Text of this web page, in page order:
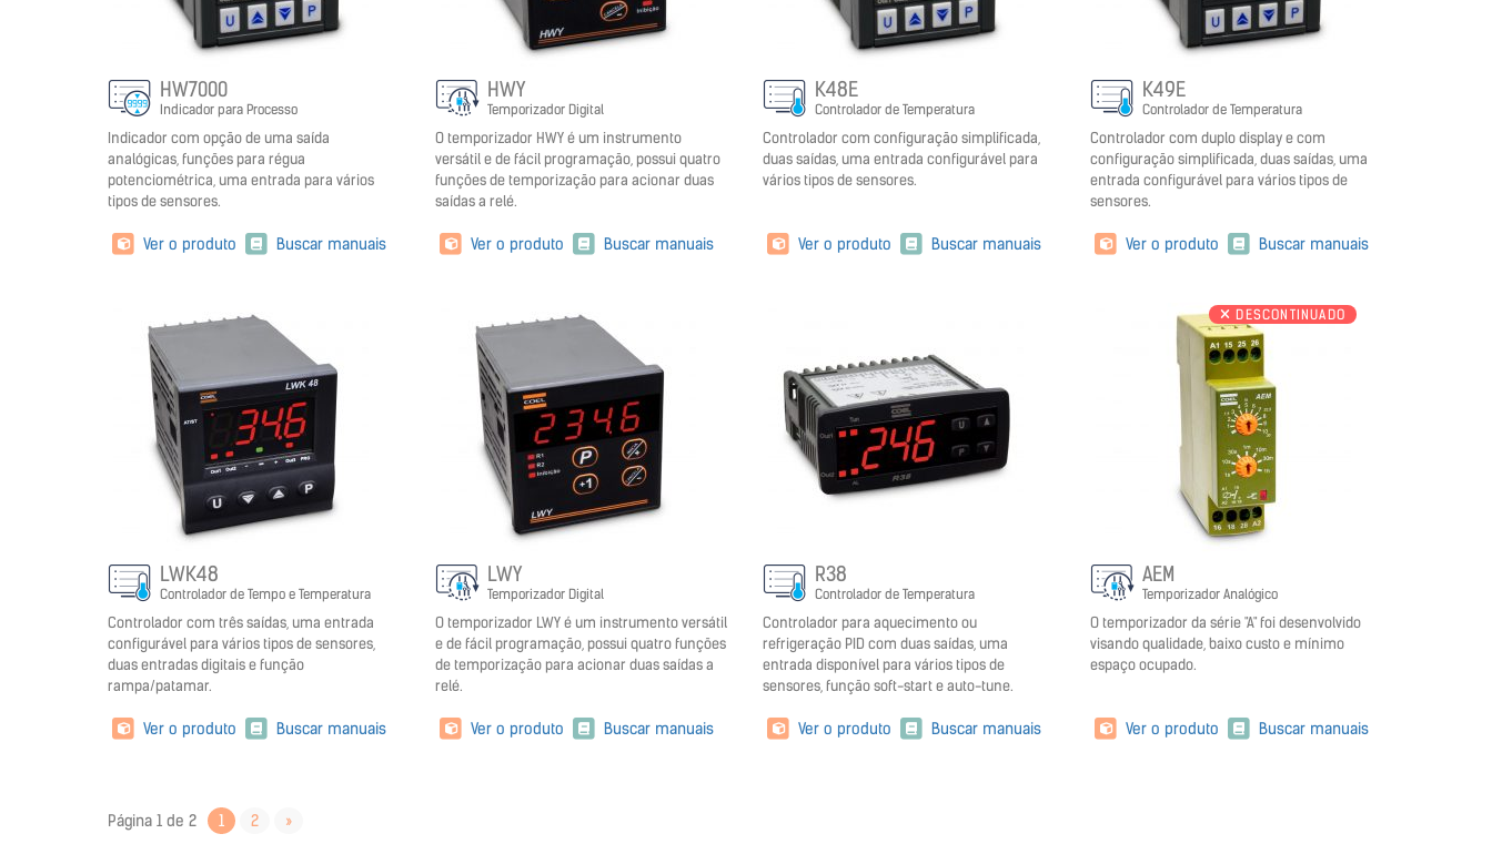
HW7000
Indicador para Processo
Indicador com opção de uma saída
analógicas, funções para régua
potenciométrica, uma entrada para vários
tipos de sensores.
Ver o produto Buscar manuais
HWY
Temporizador Digital
O temporizador HWY é um instrumento
versátil e de fácil programação, possui quatro
funções de temporização para acionar duas
saídas a relé.
Ver o produto Buscar manuais
K48E
Controlador de Temperatura
Controlador com configuração simplificada,
duas saídas, uma entrada configurável para
vários tipos de sensores.
Ver o produto Buscar manuais
K49E
Controlador de Temperatura
Controlador com duplo display e com
configuração simplificada, duas saídas, uma
entrada configurável para vários tipos de
sensores.
Ver o produto Buscar manuais
LWK48
Controlador de Tempo e Temperatura
Controlador com três saídas, uma entrada
configurável para vários tipos de sensores,
duas entradas digitais e função
rampa/patamar.
Ver o produto Buscar manuais
LWY
Temporizador Digital
O temporizador LWY é um instrumento versátil
e de fácil programação, possui quatro funções
de temporização para acionar duas saídas a
relé.
Ver o produto Buscar manuais
R38
Controlador de Temperatura
Controlador para aquecimento ou
refrigeração PID com duas saídas, uma
entrada disponível para vários tipos de
sensores, função soft-start e auto-tune.
Ver o produto Buscar manuais
DESCONTINUADO
AEM
Temporizador Analógico
O temporizador da série "A" foi desenvolvido
visando qualidade, baixo custo e mínimo
espaço ocupado.
Ver o produto Buscar manuais
Página 1 de 2 1 2 »